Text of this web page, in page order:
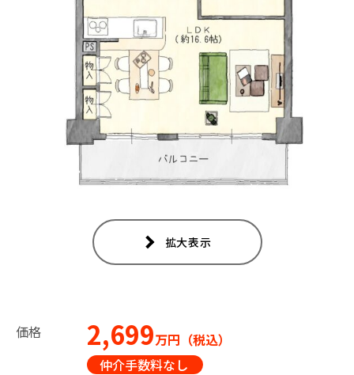
価格 2,699万円（税込）
仲介手数料なし
拡大表示